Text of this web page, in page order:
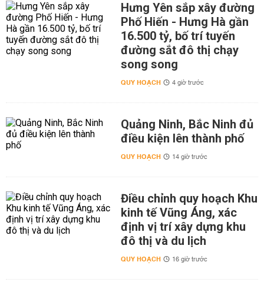
Hưng Yên sắp xây đường
Phố Hiến - Hưng Hà gần
16.500 tỷ, bố trí tuyến
đường sắt đô thị chạy
song song
QUY HOẠCH 4 giờ trước
Quảng Ninh, Bắc Ninh đủ
điều kiện lên thành phố
QUY HOẠCH 14 giờ trước
Điều chỉnh quy hoạch Khu
kinh tế Vũng Áng, xác
định vị trí xây dựng khu
đô thị và du lịch
QUY HOẠCH 16 giờ trước